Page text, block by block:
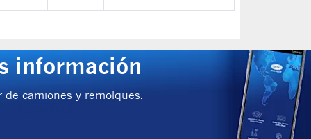
información
camiones y remolques.